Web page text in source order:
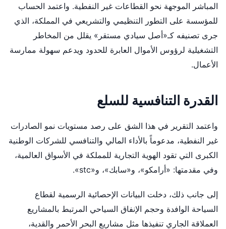
المباشر الموجهة نحو القطاعات غير النفطية. واعتمد الحساب
للمؤسسة على التطور التنظيمي والتشريعي في المملكة، الذي
جرى تصنيفه كـ«أصل سيادي مستقر» يقلل من المخاطر
التشغيلية لرؤوس الأموال العابرة للحدود ويدعم سهولة ممارسة
الأعمال.
القدرة التنافسية للسلع
واعتمد التقرير في هذا الشق على رصد مستويات نمو الصادرات
غير النفطية، مدعوماً بالأداء المالي والتنافسي للشركات الوطنية
الكبرى التي تقود الهوية التجارية للمملكة في الأسواق العالمية،
وفي مقدمتها: «أرامكو»، و«سابك»، و«stc».
إلى جانب ذلك، دخلت البيانات الإحصائية الرسمية لقطاع
السياحة الوافدة وحجم الإنفاق السياحي المرتبط بالمشاريع
العملاقة الجاري تنفيذها مثل مشاريع البحر الأحمر والقدية،